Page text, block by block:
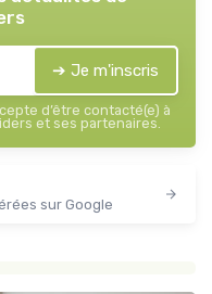
➔ Je m'inscris
d’être contacté(e) à
et ses partenaires.
sur Google